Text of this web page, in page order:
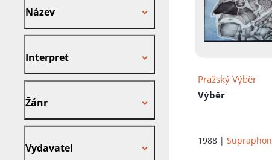
Název
Interpret
Žánr
Vydavatel
Pražský Výběr
Výběr
1988 |Supraphon